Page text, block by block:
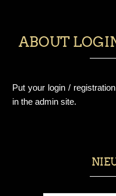
ABOUT
Put your login /
in the admin site.